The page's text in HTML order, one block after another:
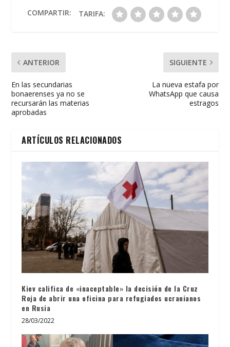
o p ti
COMPARTIR: TARIFA:
ANTERIOR
En las secundarias
bonaerenses ya no se
recursarán las materias
aprobadas
SIGUIENTE
La nueva estafa por
WhatsApp que causa
estragos
ARTÍCULOS RELACIONADOS
Kiev califica de «inaceptable» la decisión de la Cruz
Roja de abrir una oficina para refugiados ucranianos
en Rusia
28/03/2022